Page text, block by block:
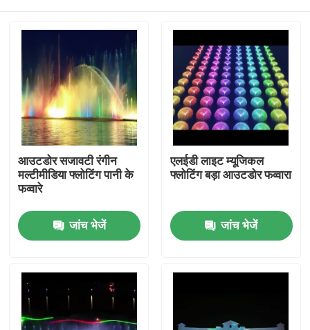
होम
आउटडोर सजावटी रंगीन
मल्टीमीडिया फ्लोटिंग पानी के
फव्वारे
जांच भेजें
एलईडी लाइट म्यूजिकल
फ्लोटिंग बड़ा आउटडोर फव्वारा
जांच भेजें